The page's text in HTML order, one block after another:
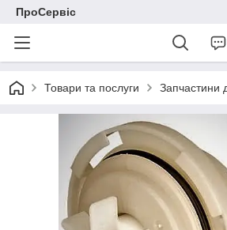
ПроСервіс
Товари та послуги Запчастини